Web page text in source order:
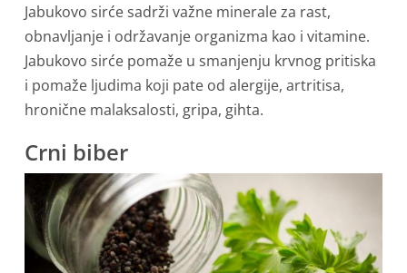
Jabukovo sirće sadrži važne minerale za rast,
obnavljanje i održavanje organizma kao i vitamine.
Jabukovo sirće pomaže u smanjenju krvnog pritiska
i pomaže ljudima koji pate od alergije, artritisa,
hronične malaksalosti, gripa, gihta.
Crni biber